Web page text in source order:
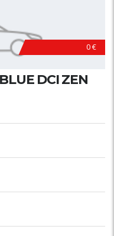
0 €
DCI ZEN